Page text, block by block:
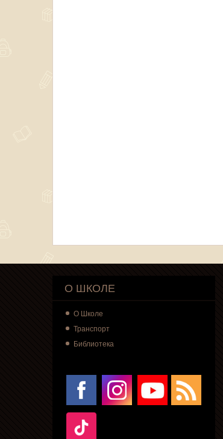
О ШКОЛЕ
О Школе
Транспорт
Библиотека